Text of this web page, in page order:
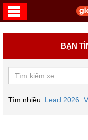
BẠN
Tìm nhiều: Lead 2026